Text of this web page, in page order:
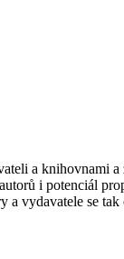
a knihovnami
i potenciál
vydavatele se